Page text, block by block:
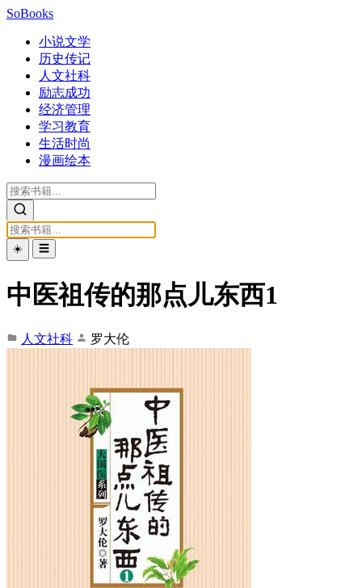
SoBooks
小说文学
历史传记
人文社科
励志成功
经济管理
学习教育
生活时尚
漫画绘本
☀️ ☰
中医祖传的那点儿东西1
人文社科 罗大伦